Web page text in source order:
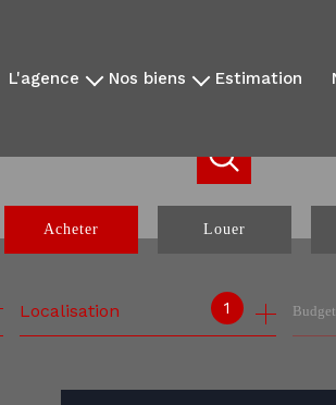
l'agence nos biens
nos exclusivités
estimation
Acheter Louer
à l'année
de l'immo pro
1
Localisation Budget